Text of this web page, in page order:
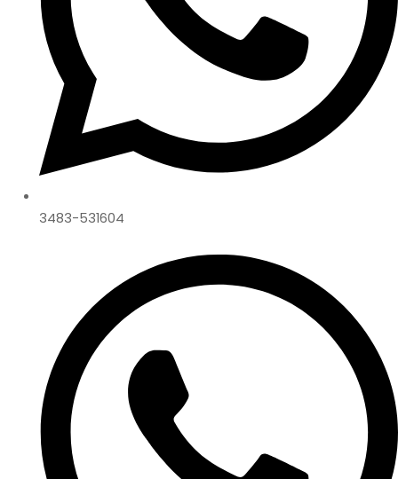
3483-531604